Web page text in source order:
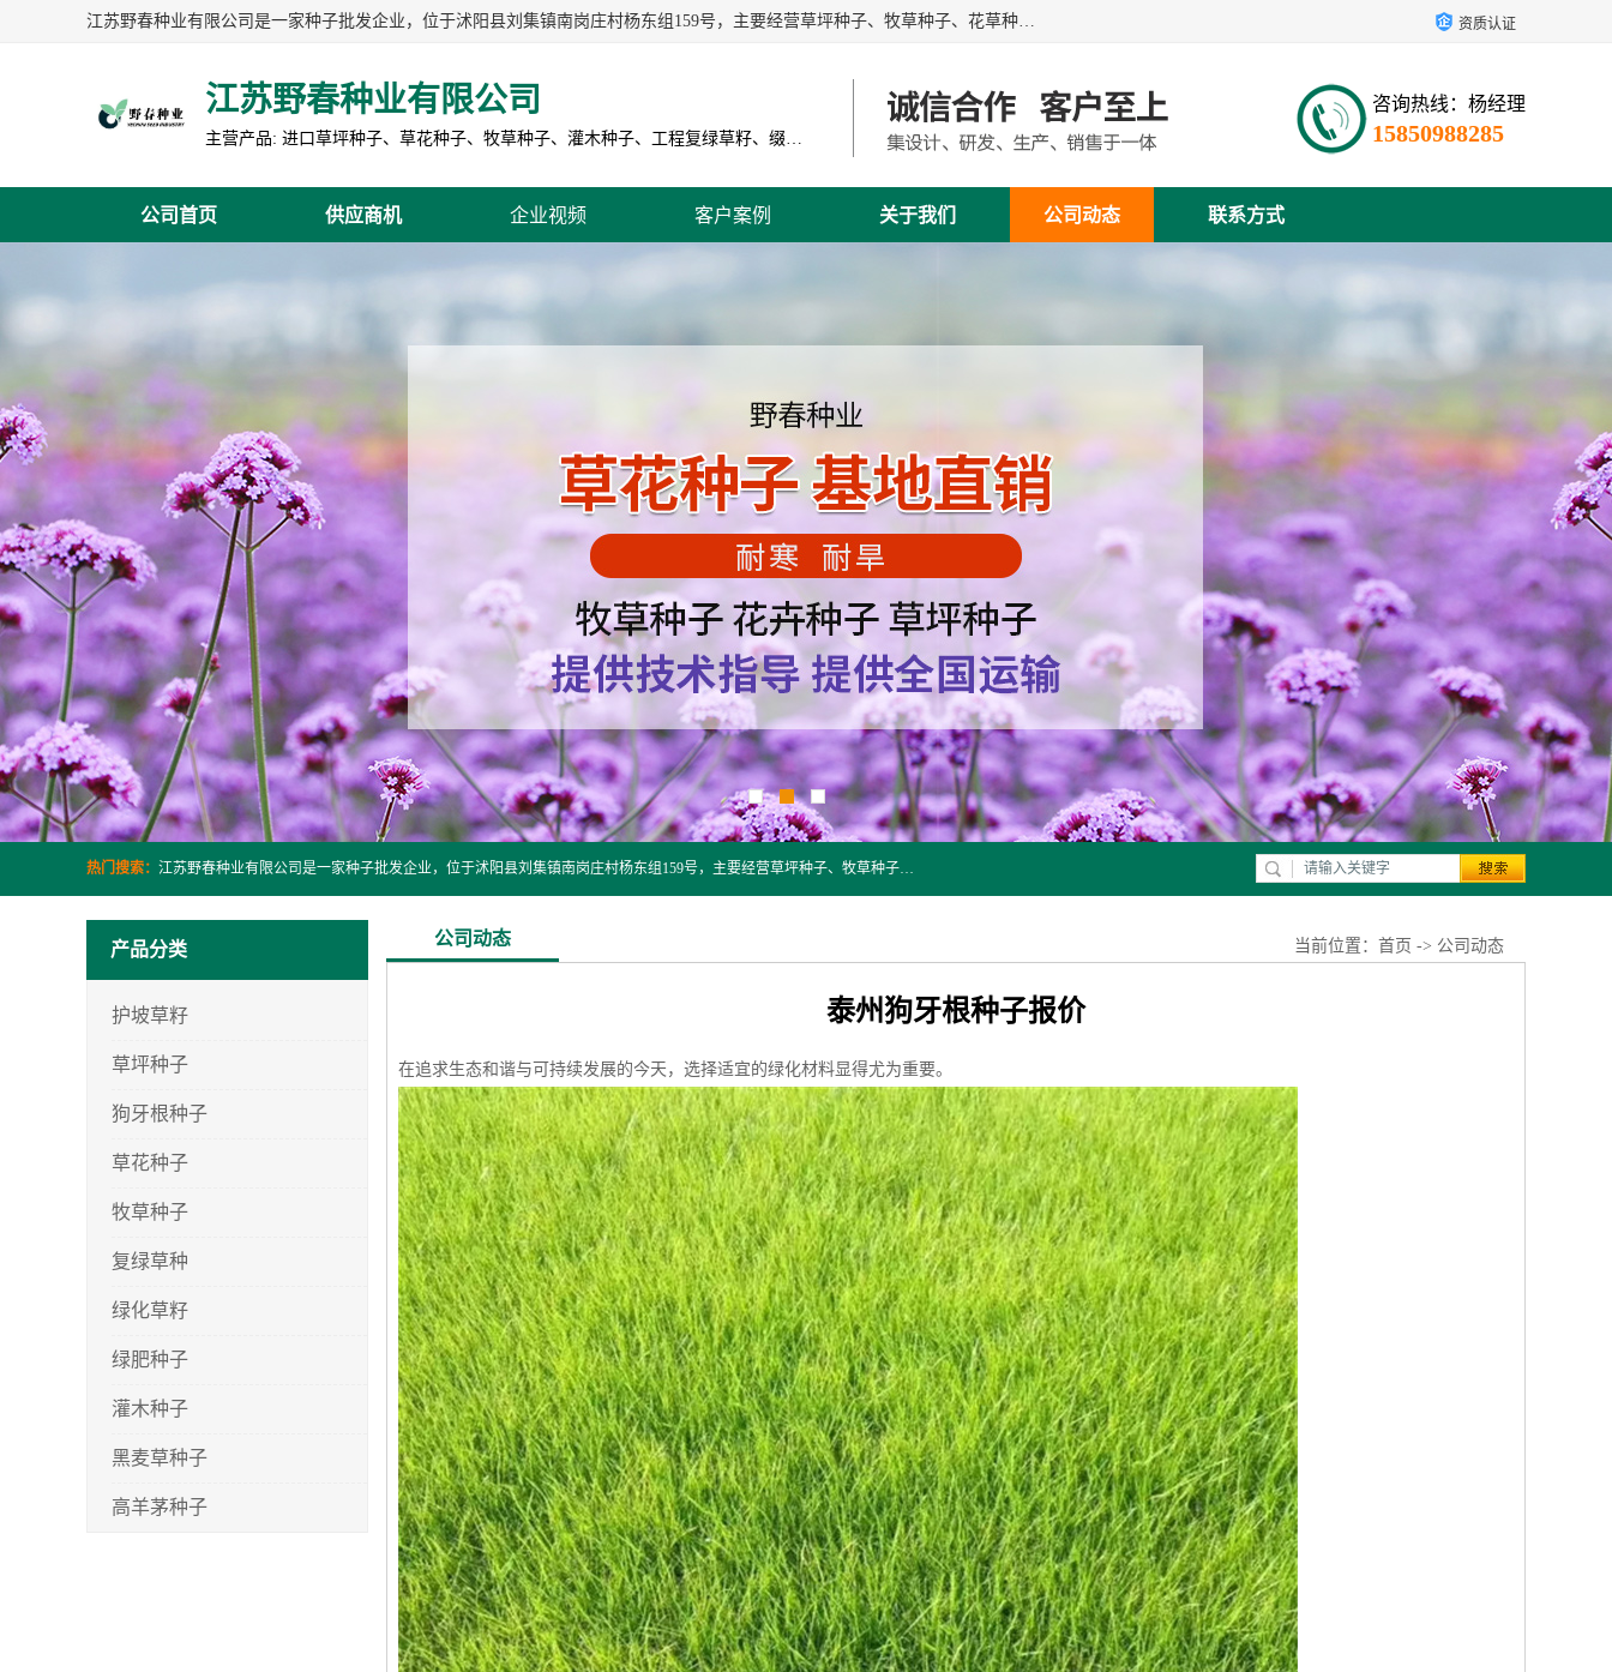
江苏野春种业有限公司是一家种子批发企业，位于沭阳县刘集镇南岗庄村杨东组159号，主要经营草坪种子、牧草种子、花草种子、复绿草种、绿化草籽、护坡草籽、绿肥种子、灌木种子、黑麦草种子、高羊茅种子、早熟禾种子、狗牙根种子、剪股颖种子等。 资质认证
江苏野春种业有限公司
主营产品: 进口草坪种子、草花种子、牧草种子、灌木种子、工程复绿草籽、缀花组合种子
咨询热线：杨经理
15850988285
公司首页 供应商机 企业视频 客户案例 关于我们 公司动态 联系方式
热门搜索： 江苏野春种业有限公司是一家种子批发企业，位于沭阳县刘集镇南岗庄村杨东组159号，主要经营草坪种子、牧草种子、花草种子、复绿草种、绿化草籽、护坡草籽、绿肥种子、灌木种子、黑麦草种子、高羊茅种子、早熟禾种子、狗牙根种子、剪股颖种子等。
产品分类
护坡草籽
草坪种子
狗牙根种子
草花种子
牧草种子
复绿草种
绿化草籽
绿肥种子
灌木种子
黑麦草种子
高羊茅种子
公司动态 当前位置： 首页 -> 公司动态
泰州狗牙根种子报价
在追求生态和谐与可持续发展的今天，选择适宜的绿化材料显得尤为重要。